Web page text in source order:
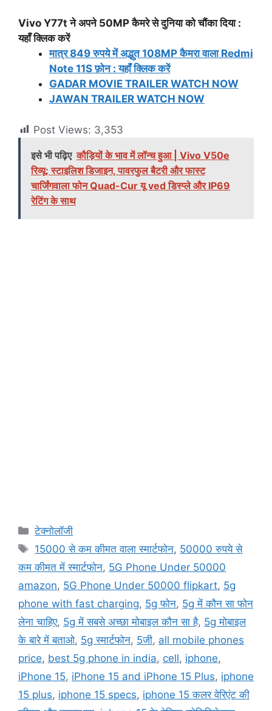
Vivo Y77t ने अपने 50MP कैमरे से दुनिया को चौंका दिया :
यहाँ क्लिक करें
मात्र 849 रुपये में अद्भुत 108MP कैमरा वाला Redmi
Note 11S फ़ोन : यहाँ क्लिक करें
GADAR MOVIE TRAILER WATCH NOW
JAWAN TRAILER WATCH NOW
Post Views: 3,353
इसे भी पढ़िए कौड़ियों के भाव में लॉन्च हुआ | Vivo V50e
रिव्यू: स्टाइलिश डिजाइन, पावरफुल बैटरी और फास्ट
चार्जिंगवाला फोन Quad-Cur यू ved डिस्प्ले और IP69
रेटिंग के साथ
Categories
टेक्नोलॉजी
Tags
15000 से कम कीमत वाला स्मार्टफोन, 50000 रुपये से
कम कीमत में स्मार्टफोन, 5G Phone Under 50000
amazon, 5G Phone Under 50000 flipkart, 5g
phone with fast charging, 5g फोन, 5g में कौन सा फोन
लेना चाहिए, 5g में सबसे अच्छा मोबाइल कौन सा है, 5g मोबाइल
के बारे में बताओ, 5g स्मार्टफोन, 5जी, all mobile phones
price, best 5g phone in india, cell, iphone,
iPhone 15, iPhone 15 and iPhone 15 Plus, iphone
15 plus, iphone 15 specs, iphone 15 कलर वेरिएंट की